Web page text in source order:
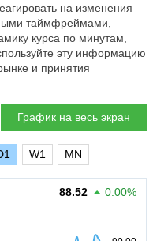
на изменения
таймфреймами,
курса по минутам,
эту информацию
и принятия
График на весь экран
W1 MN
88.52 0.00%